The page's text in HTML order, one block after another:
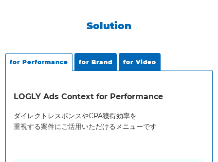
Solution
for Performance for Brand for Video
LOGLY Ads Context for Performance
ダイレクトレスポンスやCPA獲得効率を
重視する案件にご活用いただけるメニューです